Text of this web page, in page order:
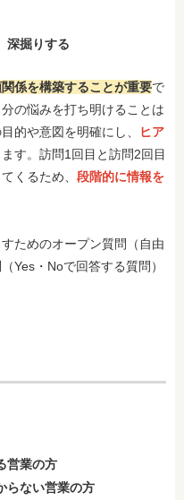
深掘りする
係を構築することが重要で
の悩みを打ち明けることは
的や意図を明確にし、
ヒア
す。訪問1回目と訪問2回目
くるため、 段階的に情報を
ためのオープン質問（自由
Yes・Noで回答する質問）
営業の方
らない営業の方